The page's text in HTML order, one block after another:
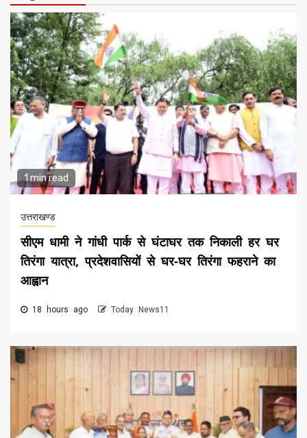
1 min read
उत्तराखण्ड
सीएम धामी ने गांधी पार्क से घंटाघर तक निकाली हर घर
तिरंगा यात्रा, प्रदेशवासियों से घर-घर तिरंगा फहराने का
आह्वान
18 hours ago Today News11